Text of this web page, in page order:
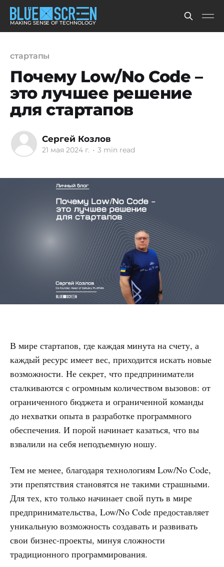
MAKING SENSE OF TECHNOLOGY
стартапы
Почему Low/No Code –
это лучшее решение
для стартапов
Сергей Козлов
21 мая 2024 г. • 3 min read
В мире стартапов, где каждая минута на счету, а
каждый ресурс имеет вес, приходится искать новые
возможности. Не секрет, что предприниматели
сталкиваются с огромным количеством вызовов: от
ограниченного бюджета и ограниченной команды
до нехватки опыта в разработке программного
обеспечения. И порой начинает казаться, что вы
взвалили на себя неподъемную ношу.
Тем не менее, благодаря технологиям Low/No Code,
эти препятствия становятся не такими страшными.
Для тех, кто только начинает свой путь в мире
предпринимательства, Low/No Code предоставляет
уникальную возможность создавать и развивать
свои бизнес-проекты, минуя сложности
традиционного программирования.